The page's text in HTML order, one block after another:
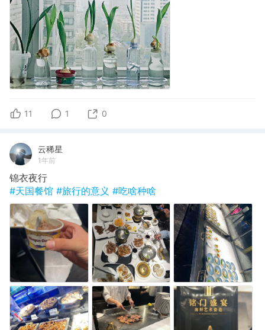
11 1 0
云稀星
1年前
锦衣夜行
#天国餐馆 #旅行的意义 #吃啥种啥